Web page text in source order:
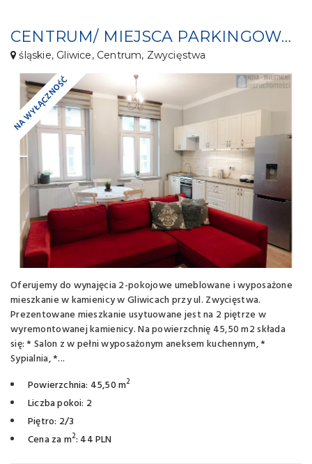
CENTRUM/ MIEJSCA PARKINGOWE/WYPOSAŻONE
śląskie, Gliwice, Centrum, Zwycięstwa
NA WYŁĄCZNOŚĆ
Oferujemy do wynajęcia 2-pokojowe umeblowane i wyposażone
mieszkanie w kamienicy w Gliwicach przy ul. Zwycięstwa.
Prezentowane mieszkanie usytuowane jest na 2 piętrze w
wyremontowanej kamienicy. Na powierzchnię 45,50 m2 składa
się: * Salon z w pełni wyposażonym aneksem kuchennym, *
Sypialnia, *...
Powierzchnia: 45,50 m2
Liczba pokoi: 2
Piętro: 2/3
Cena za m2: 44 PLN